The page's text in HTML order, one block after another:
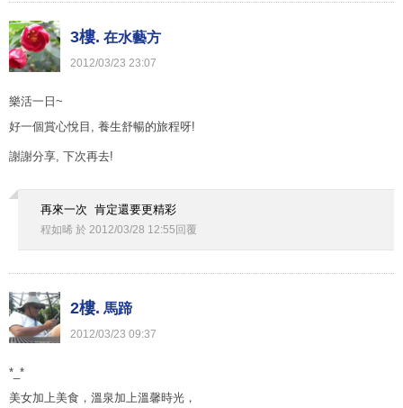
3樓. 在水藝方
2012/03/23 23:07
樂活一日~
好一個賞心悅目, 養生舒暢的旅程呀!
謝謝分享, 下次再去!
再來一次 肯定還要更精彩
程如晞 於 2012/03/28 12:55 回覆
2樓. 馬蹄
2012/03/23 09:37
*_*
美女加上美食，溫泉加上溫馨時光，